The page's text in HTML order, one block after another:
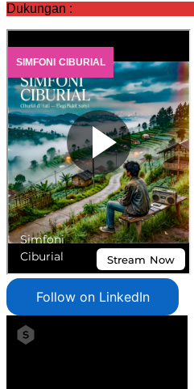
Dukungan :
Follow on LinkedIn